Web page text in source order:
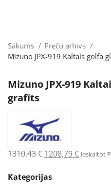
Sākums
Preču arhīvs
Mizuno JPX-919 Kaltais golfa
Mizuno JPX-919
grafīts
1310,43€ Original
was:
1208,79€Current
ieskaitot
Kategorijas